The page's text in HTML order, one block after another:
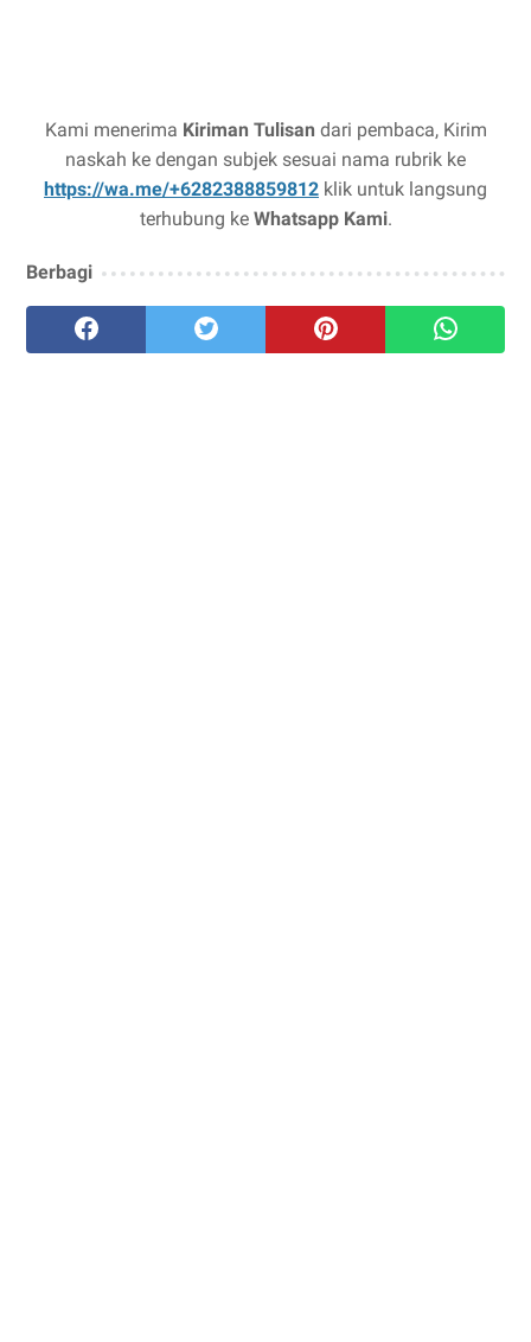
Kami menerima Kiriman Tulisan dari pembaca, Kirim
naskah ke dengan subjek sesuai nama rubrik ke
https://wa.me/+6282388859812 klik untuk langsung
terhubung ke Whatsapp Kami.
Berbagi